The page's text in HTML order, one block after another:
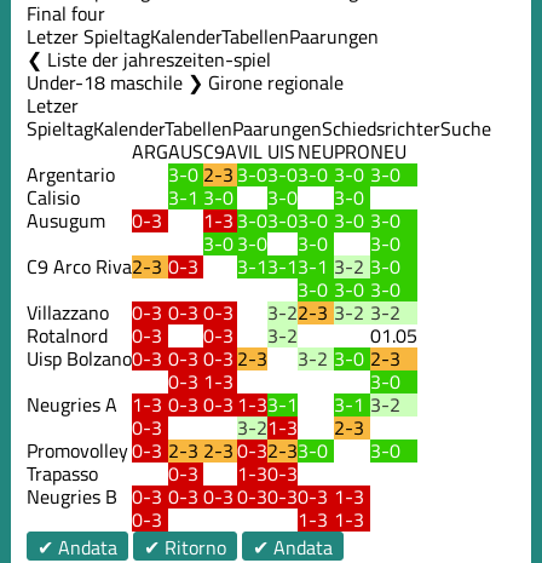
Final four
Letzer SpieltagKalenderTabellenPaarungen
Liste der jahreszeiten-spiel
Under-18 maschile ❯ Girone regionale
Letzer
SpieltagKalenderTabellenPaarungenSchiedsrichterSuche
ARGAUSC9AVIL UISNEUPRONEU
Argentario
Calisio
3-0
3-1
2-3
3-0
3-03-0
3-0
3-0 3-0
3-0
3-0
Ausugum
0-3 1-3
3-0
3-0
3-0
3-03-0
3-0
3-0 3-0
3-0
C9 Arco Riva2-3 0-3 3-13-13-1
3-0
3-2
3-0
3-0
3-0
Villazzano
Rotalnord
0-3
0-3
0-3 0-3
0-3
3-2
3-2
2-3 3-2 3-2
01.05
Uisp Bolzano0-3 0-3
0-3
0-3
1-3
2-3 3-2 3-0 2-3
3-0
Neugries A 1-3
0-3
0-3 0-3 1-3
3-2
3-1
1-3
3-1
2-3
3-2
Promovolley
Trapasso
0-3 2-3
0-3
2-30-3
1-3
2-3
0-3
3-0
3-0
Neugries B 0-3
0-3
0-3 0-30-30-30-3
1-3
1-3
1-3
✔ Andata
✔ Ritorno ✔ Andata